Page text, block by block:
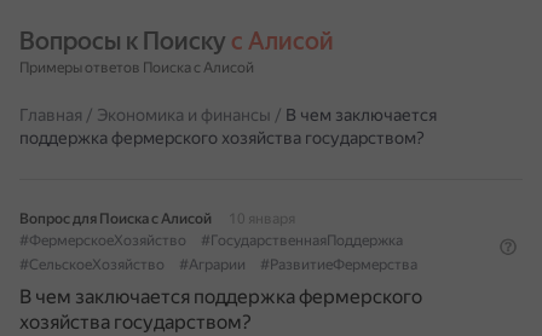
Вопросы к Поиску с Алисой
Примеры ответов Поиска с Алисой
Главная / Экономика и финансы / В чем заключается
поддержка фермерского хозяйства государством?
Вопрос для Поиска с Алисой
10 января
#ФермерскоеХозяйство
#ГосударственнаяПоддержка
#СельскоеХозяйство
#Аграрии #РазвитиеФермерства
В чем заключается поддержка фермерского
хозяйства государством?